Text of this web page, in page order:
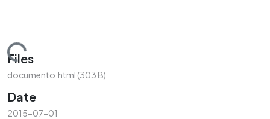
Files
documento.html (303 B)
Date
2015-07-01